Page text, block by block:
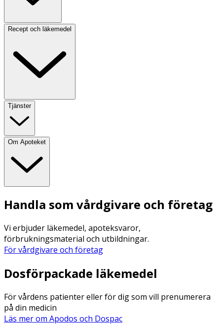
Recept och läkemedel
Tjänster
Om Apoteket
Handla som vårdgivare och företag
Vi erbjuder läkemedel, apoteksvaror,
förbrukningsmaterial och utbildningar.
För vårdgivare och företag
Dosförpackade läkemedel
För vårdens patienter eller för dig som vill prenumerera
på din medicin
Läs mer om Apodos och Dospac